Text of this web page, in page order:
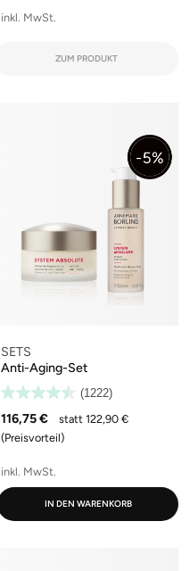
inkl. MwSt.
ZUM PRODUKT
SETS
Anti-Aging-Set
(1222)
116,75 €
statt 122,90 €
(Preisvorteil)
inkl. MwSt.
IN DEN WARENKORB